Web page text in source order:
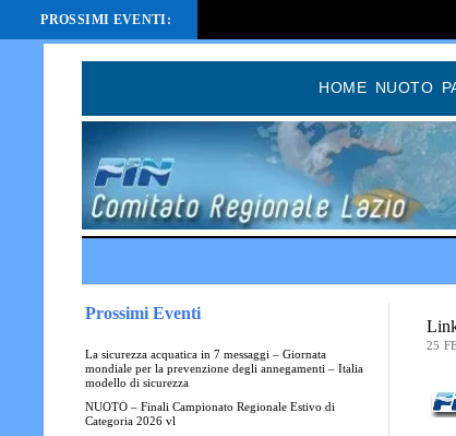
HOME NUOTO
Prossimi Eventi
La sicurezza acquatica in 7 messaggi – Giornata
mondiale per la prevenzione degli annegamenti – Italia
modello di sicurezza
NUOTO – Finali Campionato Regionale Estivo di
Categoria 2026 vl
25
PROSSIMI EVENTI: